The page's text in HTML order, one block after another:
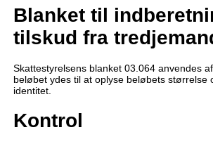
Blanket til
tilskud fra
Skattestyrelsens blanket 03.064 anvendes
beløbet ydes til at oplyse beløbets størrelse
identitet.
Kontrol